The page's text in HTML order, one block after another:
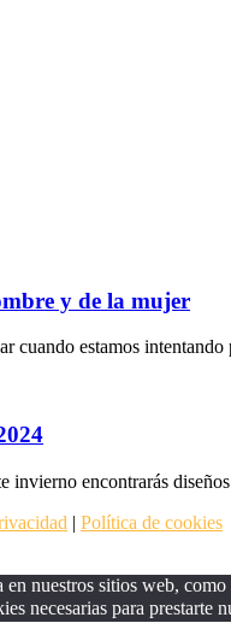
y de la mujer
cuando estamos
encontrarás
| Política de cookies
nuestros sitios web,
necesarias para prestarte